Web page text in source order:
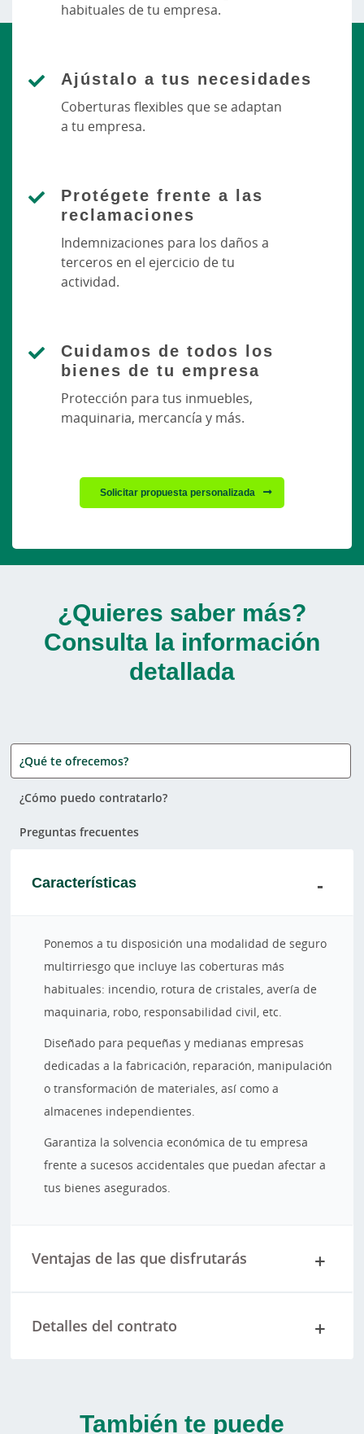
habituales de tu empresa.
Ajústalo a tus necesidades
Coberturas flexibles que se adaptan
a tu empresa.
Protégete frente a las
reclamaciones
Indemnizaciones para los daños a
terceros en el ejercicio de tu
actividad.
Cuidamos de todos los
bienes de tu empresa
Protección para tus inmuebles,
maquinaria, mercancía y más.
Solicitar propuesta personalizada
¿Quieres saber más?
Consulta la información
detallada
¿Qué te ofrecemos?
¿Cómo puedo contratarlo?
Preguntas frecuentes
Características
Ponemos a tu disposición una modalidad de seguro
multirriesgo que incluye las coberturas más
habituales: incendio, rotura de cristales, avería de
maquinaria, robo, responsabilidad civil, etc.
Diseñado para pequeñas y medianas empresas
dedicadas a la fabricación, reparación, manipulación
o transformación de materiales, así como a
almacenes independientes.
Garantiza la solvencia económica de tu empresa
frente a sucesos accidentales que puedan afectar a
tus bienes asegurados.
Ventajas de las que disfrutarás
Detalles del contrato
También te puede